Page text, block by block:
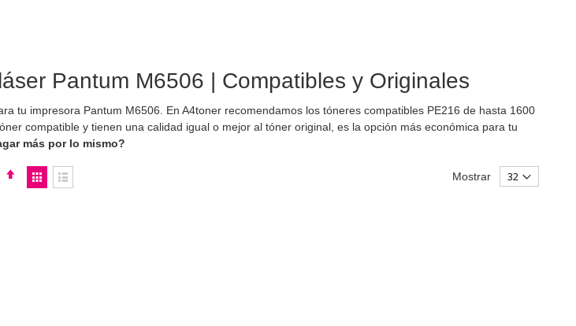
Pantum M6506 | Compatibles y Originales
tu impresora Pantum M6506. En A4toner recomendamos los tóneres compatibles PE216 de hasta 1600
compatible y tienen una calidad igual o mejor al tóner original, es la opción más económica para tu
más por lo mismo?
Fijar
Dirección
Ver
como
Mostrar